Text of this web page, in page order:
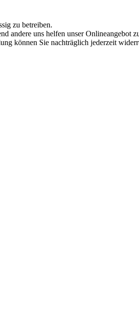
zu betreiben.
uns helfen unser Onlineangebot
können Sie nachträglich jederzeit